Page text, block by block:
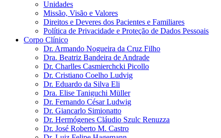
Unidades
Missão, Visão e Valores
Direitos e Deveres dos Pacientes e Familiares
Política de Privacidade e Proteção de Dados Pessoais
Corpo Clínico
Dr. Armando Nogueira da Cruz Filho
Dra. Beatriz Bandeira de Andrade
Dr. Charlles Casmierchcki Picollo
Dr. Cristiano Coelho Ludvig
Dr. Eduardo da Silva Eli
Dra. Elise Taniguchi Müller
Dr. Fernando César Ludwig
Dr. Giancarlo Simionatto
Dr. Hermógenes Cláudio Szulc Renuzza
Dr. José Roberto M. Castro